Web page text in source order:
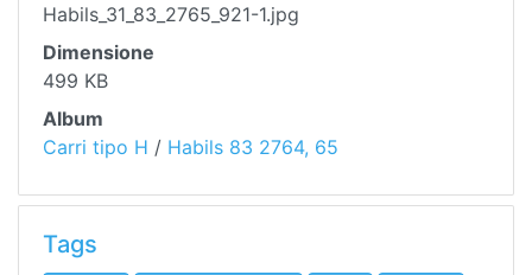
Habils_31_83_2765_921-1.jpg
Dimensione
499 KB
Album
Carri tipo H / Habils 83 2764, 65
Tags